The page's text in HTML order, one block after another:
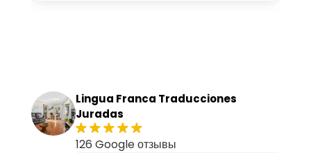
Lingua Franca Traducciones
Juradas
126 Google отзывы